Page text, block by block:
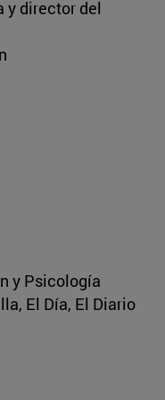
y director del
y Psicología
El Día, El Diario